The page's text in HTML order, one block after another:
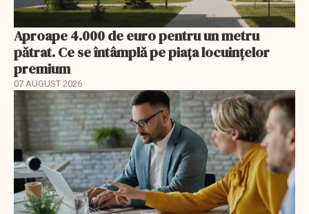
Aproape 4.000 de euro pentru un metru
pătrat. Ce se întâmplă pe piața locuințelor
premium
07 AUGUST 2026